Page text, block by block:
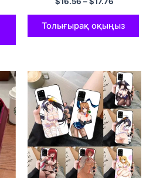
үшін 23 Ultra S22 S21 5G
Plus Ескертпе 20 Жұмсақ
қақпақ
Толығырақ оқыңыз